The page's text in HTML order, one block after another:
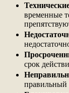
временные
срок
правильный